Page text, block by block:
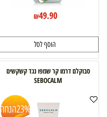
₪49.90
הוסף לסל
סבוקלם דרמו קר שמפו נגד קשקשים
SEBOCALM
23%הנחה